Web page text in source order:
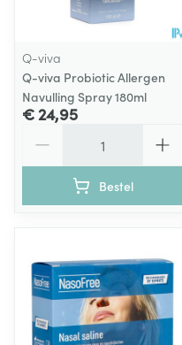
Q-viva
Q-viva Probiotic Allergen
Navulling Spray 180ml
€ 24,95
Bestel